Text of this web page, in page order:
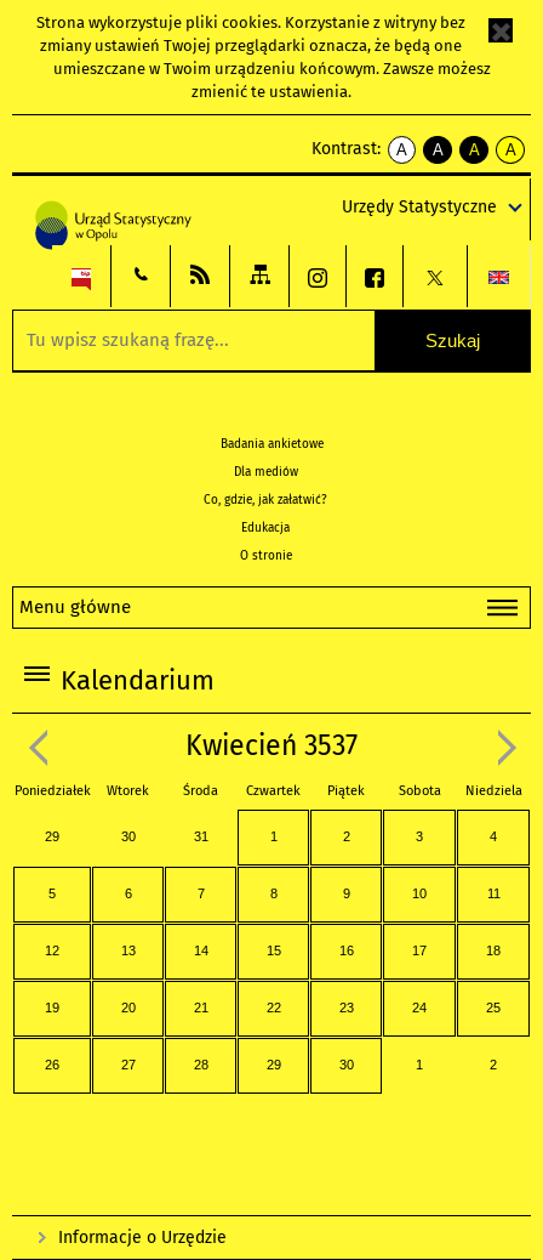
Strona wykorzystuje pliki cookies. Korzystanie z witryny bez
zmiany ustawień Twojej przeglądarki oznacza, że będą one
umieszczane w Twoim urządzeniu końcowym. Zawsze możesz
zmienić te ustawienia.
Kontrast:
A
kontrast
A
kontrast
tekst
czarnym
A
kontrast
tekst
czarnym
A
tekst
żółtym
Urzędy Statystyczne
Badania ankietowe
Dla mediów
Co, gdzie, jak załatwić?
Edukacja
O stronie
Menu główne
Kalendarium
Kwiecień 3537
Poniedziałek Wtorek Środa Czwartek Piątek Sobota Niedziela
29 30 31 1 2 3 4
5 6 7 8 9 10 11
12 13 14 15 16 17 18
19 20 21 22 23 24 25
26 27 28 29 30 1 2
Informacje o Urzędzie